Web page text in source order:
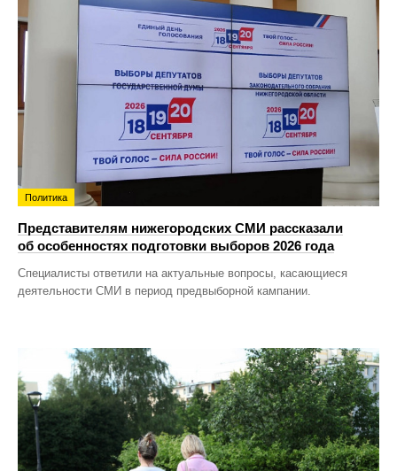
Политика
Представителям нижегородских СМИ рассказали
об особенностях подготовки выборов 2026 года
Специалисты ответили на актуальные вопросы, касающиеся
деятельности СМИ в период предвыборной кампании.